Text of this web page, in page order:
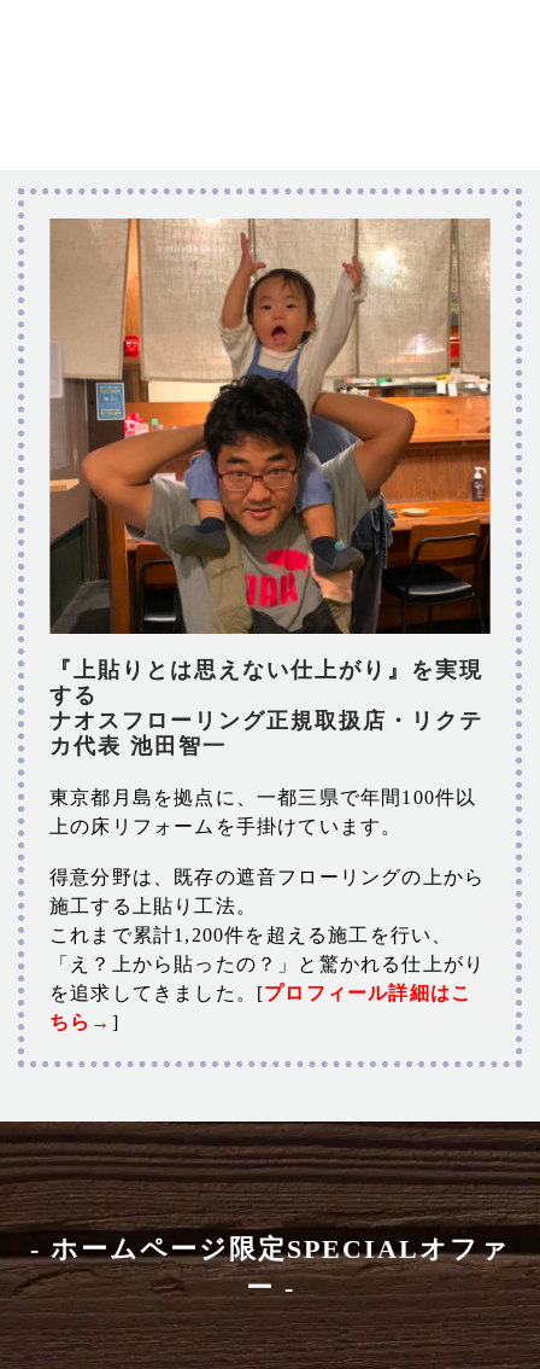
『上貼りとは思えない仕上がり』を実現
する
ナオスフローリング正規取扱店・リクテ
カ代表 池田智一
東京都月島を拠点に、一都三県で年間100件以
上の床リフォームを手掛けています。
得意分野は、既存の遮音フローリングの上から
施工する上貼り工法。
これまで累計1,200件を超える施工を行い、
「え？上から貼ったの？」と驚かれる仕上がり
を追求してきました。[プロフィール詳細はこ
ちら→ ]
- ホームページ限定SPECIALオファ
ー -